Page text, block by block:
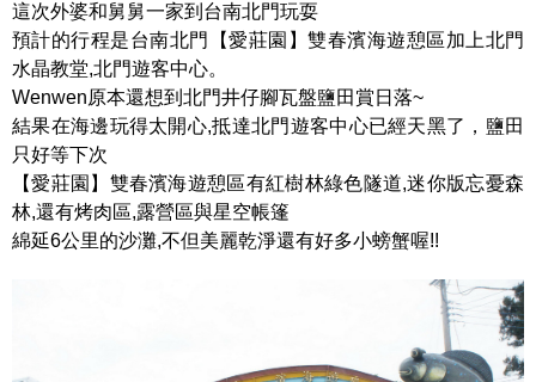
這次外婆和舅舅一家到台南北門玩耍
預計的行程是台南北門【愛莊園】雙春濱海遊憩區加上北門
水晶教堂,北門遊客中心。
Wenwen原本還想到北門井仔腳瓦盤鹽田賞日落~
結果在海邊玩得太開心,抵達北門遊客中心已經天黑了，鹽田
只好等下次
【愛莊園】雙春濱海遊憩區有紅樹林綠色隧道,迷你版忘憂森
林,還有烤肉區,露營區與星空帳篷
綿延6公里的沙灘,不但美麗乾淨還有好多小螃蟹喔!!